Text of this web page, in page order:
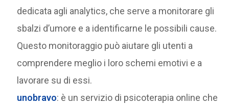
dedicata agli analytics, che serve a monitorare gli
sbalzi d’umore e a identificarne le possibili cause.
Questo monitoraggio può aiutare gli utenti a
comprendere meglio i loro schemi emotivi e a
lavorare su di essi.
unobravo: è un servizio di psicoterapia online che